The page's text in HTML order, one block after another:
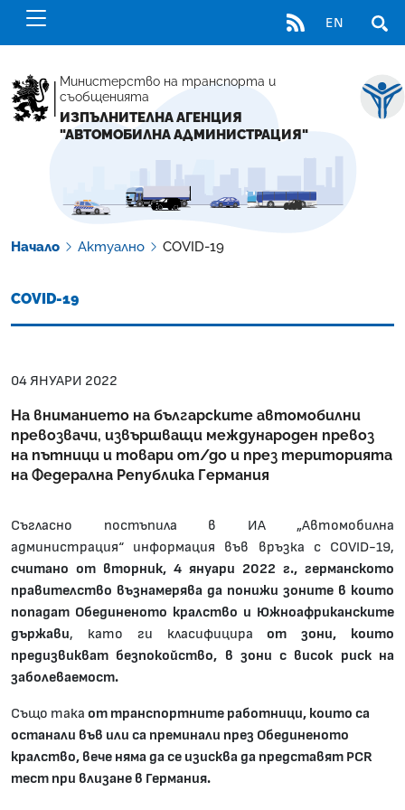
RSS EN
Министерство на транспорта и
съобщенията
ИЗПЪЛНИТЕЛНА АГЕНЦИЯ
"АВТОМОБИЛНА АДМИНИСТРАЦИЯ"
Начало Актуално COVID-19
COVID-19
04 ЯНУАРИ 2022
На вниманието на българските автомобилни
превозвачи, извършващи международен превоз
на пътници и товари от/до и през територията
на Федерална Република Германия
Съгласно постъпила в ИА „Автомобилна
администрация“ информация във връзка с COVID-19,
считано от вторник, 4 януари 2022 г., германското
правителство възнамерява да понижи зоните в които
попадат Обединеното кралство и Южноафриканските
държави, като ги класифицираот зони, които
предизвикват безпокойство, в зони с висок риск на
заболеваемост.
Също така от транспортните работници, които са
останали във или са преминали през Обединеното
кралство, вече няма да се изисква да представят PCR
тест при влизане в Германия.